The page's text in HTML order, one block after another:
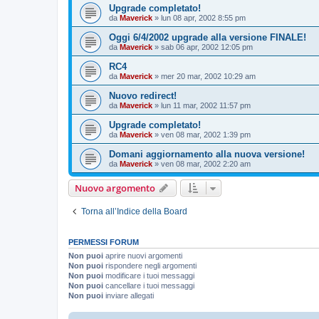
Upgrade completato!
da Maverick » lun 08 apr, 2002 8:55 pm
Oggi 6/4/2002 upgrade alla versione FINALE!
da Maverick » sab 06 apr, 2002 12:05 pm
RC4
da Maverick » mer 20 mar, 2002 10:29 am
Nuovo redirect!
da Maverick » lun 11 mar, 2002 11:57 pm
Upgrade completato!
da Maverick » ven 08 mar, 2002 1:39 pm
Domani aggiornamento alla nuova versione!
da Maverick » ven 08 mar, 2002 2:20 am
Nuovo argomento
Torna all’Indice della Board
PERMESSI FORUM
Non puoi aprire nuovi argomenti
Non puoi rispondere negli argomenti
Non puoi modificare i tuoi messaggi
Non puoi cancellare i tuoi messaggi
Non puoi inviare allegati